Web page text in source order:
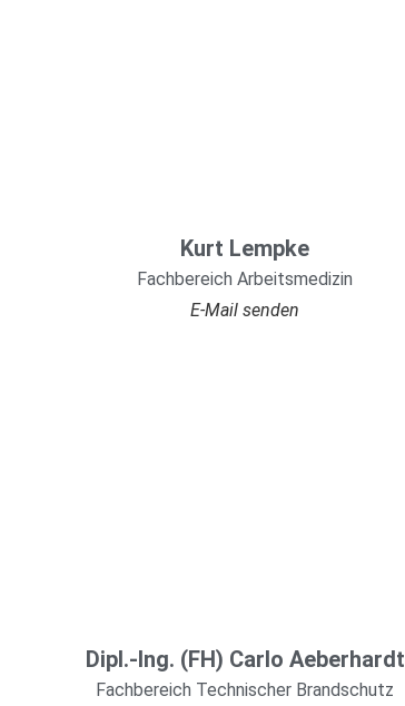
Kurt Lempke
Fachbereich Arbeitsmedizin
E-Mail senden
Dipl.-Ing. (FH) Carlo Aeberhardt
Fachbereich Technischer Brandschutz